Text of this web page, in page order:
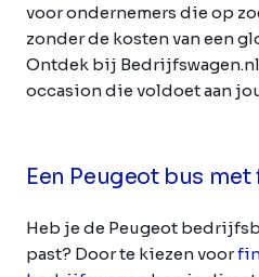
voor ondernemers die op
zonder de kosten van een
Ontdek bij
occasion die voldoet aan
Een Peugeot bus
Heb je de Peugeot
past? Door te kiezen voor